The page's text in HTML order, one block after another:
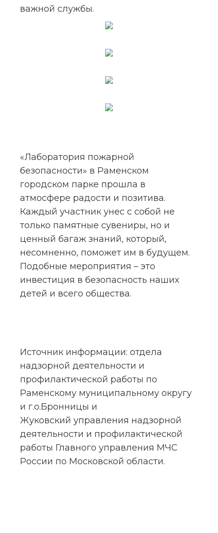
важной службы.
«Лаборатория пожарной
безопасности» в Раменском
городском парке прошла в
атмосфере радости и позитива.
Каждый участник унес с собой не
только памятные сувениры, но и
ценный багаж знаний, который,
несомненно, поможет им в будущем.
Подобные мероприятия – это
инвестиция в безопасность наших
детей и всего общества.
Источник информации: отдела
надзорной деятельности и
профилактической работы по
Раменскому муниципальному округу
и г.о.Бронницы и
Жуковский управления надзорной
деятельности и профилактической
работы Главного управления МЧС
России по Московской области.